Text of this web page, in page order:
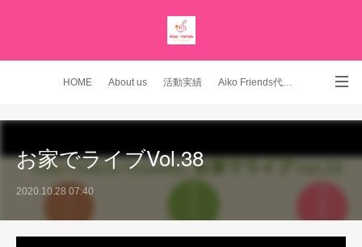
HOME About us 活動実績 Aiko Friends代表 YouTubeチャンネル
Instagram
お家でライブVol.38
2020.10.28 07:40